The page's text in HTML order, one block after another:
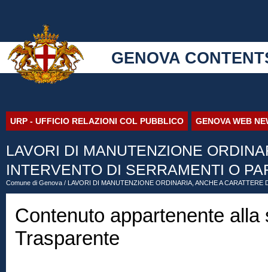
GENOVA
URP - UFFICIO RELAZIONI COL PUBBLICO GENOVA WEB
LAVORI DI MANUTENZIONE
INTERVENTO DI SERRAMENTI O
Comune di Genova / LAVORI DI MANUTENZIONE ORDINARIA, ANCHE A
Contenuto appartenente
Trasparente